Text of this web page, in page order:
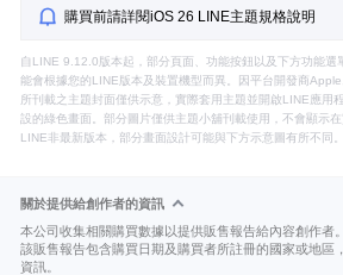
購買前請詳閱iOS 26 LINE主題規格說明
自LINE 9.12.0版本起，部分頁面、功能按鈕以及下方功能選
能會根據您的LINE版本及裝置機型而異。因平台開發商
所刊載之主題封面僅供示意，實際套用主題並開啟LINE應用
設的綠色畫面。部分圖片僅供主題小舖刊載使用，不會顯示
LINE非最新版本，部分畫面設計可能與下方示意圖有所不同。
關於提供給創作者的資訊
本公司收集相關購買數據以提供販售報告給內容創作者。
該販售報告包含購買日期及購買者所註冊的國家或地區
資訊。